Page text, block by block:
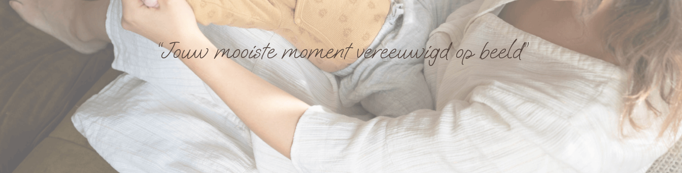
“Jouw mooiste moment vereeuwigd op beeld”